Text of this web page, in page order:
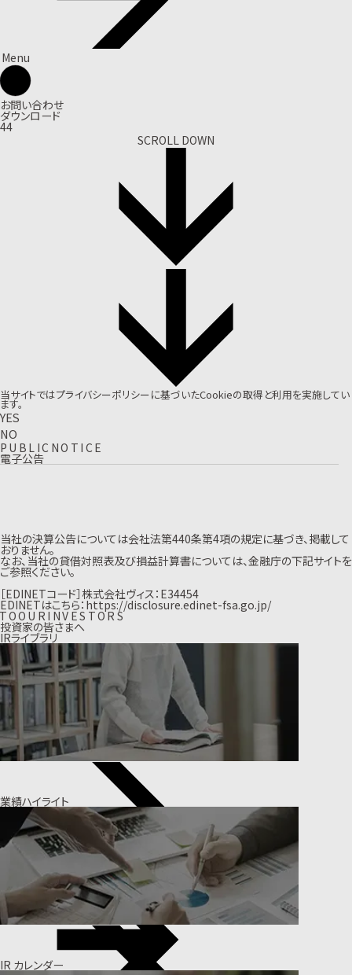
Menu
お問い合わせ
ダウンロード
44
SCROLL DOWN
当サイトではプライバシーポリシーに基づいたCookieの取得と利用を実施してい
ます。
YES
NO
P U B L IC NO T I CE
電子公告
当社の決算公告については会社法第440条第4項の規定に基づき、掲載して
おりません。
なお、当社の貸借対照表及び損益計算書については、金融庁の下記サイトを
ご参照ください。
［EDINETコード］株式会社ヴィス：E34454
EDINETはこちら：https://disclosure.edinet-fsa.go.jp/
TOO U R I NV ES TOR S
投資家の皆さまへ
IRライブラリ
業績ハイライト
IR カレンダー